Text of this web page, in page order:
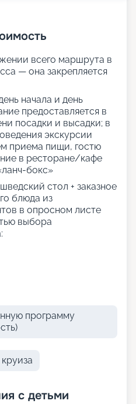
всего маршрута в
— она закрепляется
начала и день
предоставляется в
посадки и высадки; в
экскурсии
приема пищи, гостю
в ресторане/кафе
бокс»
стол + заказное
блюда из
в опросном листе
выбора
программу
с детьми